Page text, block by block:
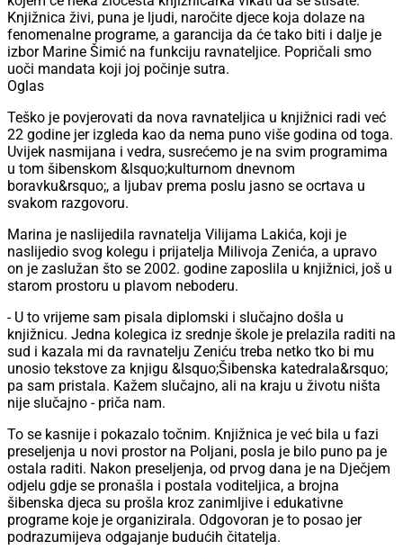
Knjižnica živi, puna je ljudi, naročite djece koja dolaze na
fenomenalne programe, a garancija da će tako biti i dalje je
izbor Marine Šimić na funkciju ravnateljice. Popričali smo
uoči mandata koji joj počinje sutra.
Oglas
Teško je povjerovati da nova ravnateljica u knjižnici radi već
22 godine jer izgleda kao da nema puno više godina od toga.
Uvijek nasmijana i vedra, susrećemo je na svim programima
u tom šibenskom &lsquo;kulturnom dnevnom
boravku&rsquo;, a ljubav prema poslu jasno se ocrtava u
svakom razgovoru.
Marina je naslijedila ravnatelja Vilijama Lakića, koji je
naslijedio svog kolegu i prijatelja Milivoja Zenića, a upravo
on je zaslužan što se 2002. godine zaposlila u knjižnici, još u
starom prostoru u plavom neboderu.
- U to vrijeme sam pisala diplomski i slučajno došla u
knjižnicu. Jedna kolegica iz srednje škole je prelazila raditi na
sud i kazala mi da ravnatelju Zeniću treba netko tko bi mu
unosio tekstove za knjigu &lsquo;Šibenska katedrala&rsquo;
pa sam pristala. Kažem slučajno, ali na kraju u životu ništa
nije slučajno - priča nam.
To se kasnije i pokazalo točnim. Knjižnica je već bila u fazi
preseljenja u novi prostor na Poljani, posla je bilo puno pa je
ostala raditi. Nakon preseljenja, od prvog dana je na Dječjem
odjelu gdje se pronašla i postala voditeljica, a brojna
šibenska djeca su prošla kroz zanimljive i edukativne
programe koje je organizirala. Odgovoran je to posao jer
podrazumijeva odgajanje budućih čitatelja.